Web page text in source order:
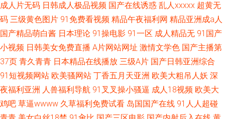
成人片无码 日韩成人极品视频 国产在线诱惑 乱人xxxxx 超黄无
码 三级黄色图片 91免费看视频 精品午夜福利网 精品亚洲成a人
国产精品萌白酱 日本理论 91操电影 91一区 成人精品无 91国产
小视频 日韩美女免费直播 A片网站网址 激情文学色 国产主播第
37页 青久青青 日本精品在线播放 三级A片 国产日韩亚洲综合
91短视频网站 欧美骚网站 丁香五月天亚洲 欧美大粗吊人妖 深
夜福利亚洲 人兽福利导航 91叉叉操小骚逼 成人18视频 欧美大
鸡吧 草逼wwww 久草福利免费试看 岛国国产在线 91人人超碰